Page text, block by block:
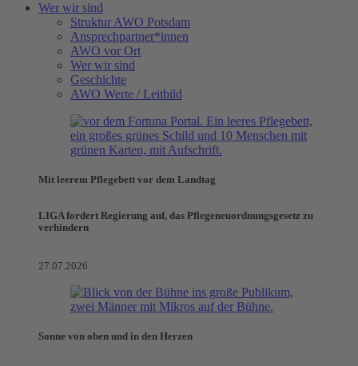
Wer wir sind
Struktur AWO Potsdam
Ansprechpartner*innen
AWO vor Ort
Wer wir sind
Geschichte
AWO Werte / Leitbild
Mit leerem Pflegebett vor dem Landtag
LIGA fordert Regierung auf, das Pflegeneuordnungsgesetz zu
verhindern
27.07.2026
Sonne von oben und in den Herzen